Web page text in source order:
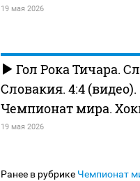
19 мая 2026
Гол Рока Тичара.
Словакия. 4:4 (видео).
Чемпионат мира.
19 мая 2026
Ранее в рубрике Чемпионат